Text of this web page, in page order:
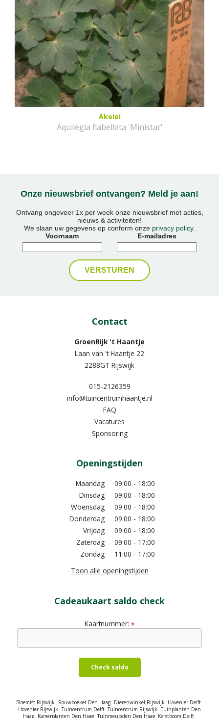
Akelei
Aquilegia flabellata 'Ministar'
Onze nieuwsbrief ontvangen? Meld je aan!
Ontvang ongeveer 1x per week onze nieuwsbrief met acties,
nieuws & activiteiten!
We slaan uw gegevens op conform onze privacy policy.
Voornaam
E-mailadres
Contact
GroenRijk 't Haantje
Laan van 't Haantje 22
2288GT Rijswijk
015-2126359
info@tuincentrumhaantje.nl
FAQ
Vacatures
Sponsoring
Openingstijden
Maandag
09:00 - 18:00
Dinsdag
09:00 - 18:00
Woensdag
09:00 - 18:00
Donderdag
09:00 - 18:00
Vrijdag
09:00 - 18:00
Zaterdag
09:00 - 17:00
Zondag
11:00 - 17:00
Toon alle openingstijden
Cadeaukaart saldo check
Kaartnummer: *
Check saldo
Bloemist Rijswijk Rouwboeket Den Haag Dierenwinkel Rijswijk Hovenier Delft
Hovenier Rijswijk Tuincentrum Delft Tuincentrum Rijswijk Tuinplanten Den
Haag Kamerplanten Den Haag Tuinmeubelen Den Haag Kerstboom Delft